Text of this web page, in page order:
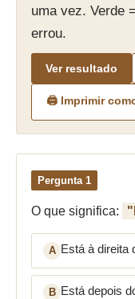
uma vez. Verde
errou.
Ver resultado
🖨️ Imprimir
Pergunta 1
O que significa:
A Está à direita
B Está depois